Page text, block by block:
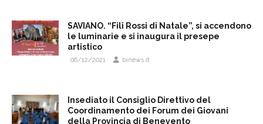
SAVIANO. “Fili Rossi di Natale”, si accendono
le luminarie e si inaugura il presepe
artistico
06/12/2021 binews.it
Insediato il Consiglio Direttivo del
Coordinamento dei Forum dei Giovani
della Provincia di Benevento